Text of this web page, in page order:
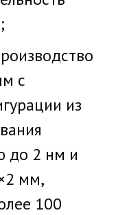
с
из
до 2 нм и
мм,
100